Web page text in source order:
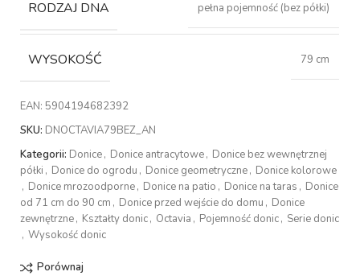
RODZAJ DNA pełna pojemność (bez półki)
WYSOKOŚĆ 79 cm
EAN: 5904194682392
SKU: DNOCTAVIA79BEZ_AN
Kategorii: Donice, Donice antracytowe, Donice bez wewnętrznej
półki , Donice do ogrodu , Donice geometryczne, Donice kolorowe
, Donice mrozoodporne, Donice na patio , Donice na taras , Donice
od 71 cm do 90 cm , Donice przed wejście do domu , Donice
zewnętrzne, Kształty donic, Octavia , Pojemność donic, Serie donic
, Wysokość donic
Porównaj